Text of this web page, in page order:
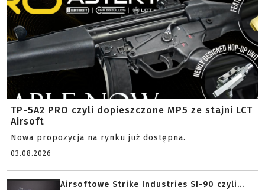
TP-5A2 PRO czyli dopieszczone MP5 ze stajni LCT
Airsoft
Nowa propozycja na rynku już dostępna.
03.08.2026
Airsoftowe Strike Industries SI-90 czyli...